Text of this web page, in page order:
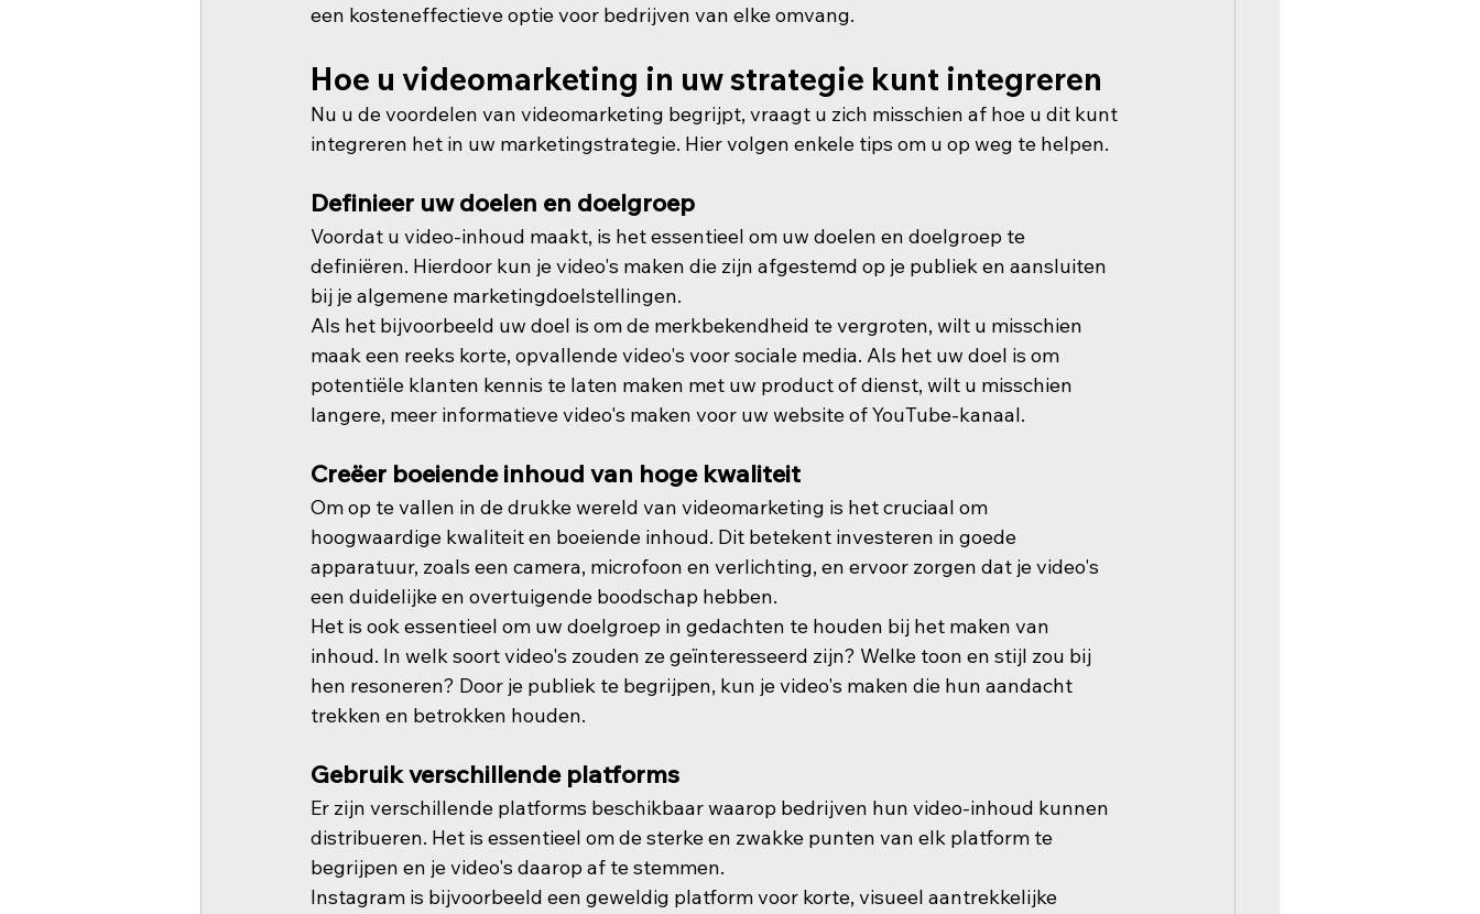
een kosteneffectieve optie voor bedrijven van elke omvang.
Hoe u videomarketing in uw strategie kunt integreren
Nu u de voordelen van videomarketing begrijpt, vraagt u zich misschien af hoe u dit kunt
integreren het in uw marketingstrategie. Hier volgen enkele tips om u op weg te helpen.
Definieer uw doelen en doelgroep
Voordat u video-inhoud maakt, is het essentieel om uw doelen en doelgroep te
definiëren. Hierdoor kun je video's maken die zijn afgestemd op je publiek en aansluiten
bij je algemene marketingdoelstellingen.
Als het bijvoorbeeld uw doel is om de merkbekendheid te vergroten, wilt u misschien
maak een reeks korte, opvallende video's voor sociale media. Als het uw doel is om
potentiële klanten kennis te laten maken met uw product of dienst, wilt u misschien
langere, meer informatieve video's maken voor uw website of YouTube-kanaal.
Creëer boeiende inhoud van hoge kwaliteit
Om op te vallen in de drukke wereld van videomarketing is het cruciaal om
hoogwaardige kwaliteit en boeiende inhoud. Dit betekent investeren in goede
apparatuur, zoals een camera, microfoon en verlichting, en ervoor zorgen dat je video's
een duidelijke en overtuigende boodschap hebben.
Het is ook essentieel om uw doelgroep in gedachten te houden bij het maken van
inhoud. In welk soort video's zouden ze geïnteresseerd zijn? Welke toon en stijl zou bij
hen resoneren? Door je publiek te begrijpen, kun je video's maken die hun aandacht
trekken en betrokken houden.
Gebruik verschillende platforms
Er zijn verschillende platforms beschikbaar waarop bedrijven hun video-inhoud kunnen
distribueren. Het is essentieel om de sterke en zwakke punten van elk platform te
begrijpen en je video's daarop af te stemmen.
Instagram is bijvoorbeeld een geweldig platform voor korte, visueel aantrekkelijke